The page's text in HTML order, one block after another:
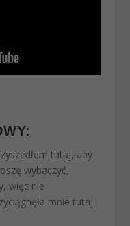
:
tutaj, aby
wybaczyć,
więc nie
mnie tutaj